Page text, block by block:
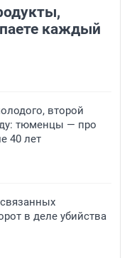
каждый
второй
тюменцы — про
40 лет
в деле убийства